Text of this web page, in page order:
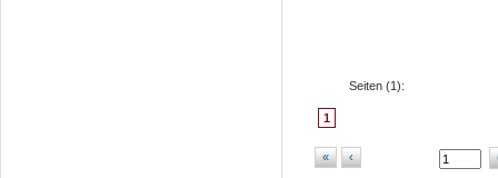
Seiten (1 ):
1
« ‹